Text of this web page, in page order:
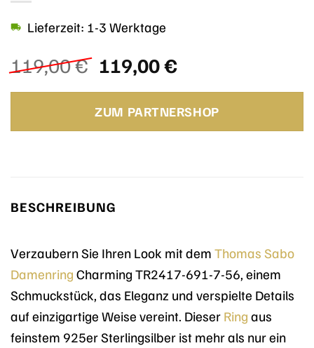
119,00€ Ursprünglicher
Preis
war:
119,00 €
119,00€Aktueller
ist:
119,00 €.
Lieferzeit: 1-3 Werktage
ZUM PARTNERSHOP
BESCHREIBUNG
Verzaubern Sie Ihren Look mit dem Thomas Sabo
Damenring Charming TR2417-691-7-56, einem
Schmuckstück, das Eleganz und verspielte Details
auf einzigartige Weise vereint. Dieser Ring aus
feinstem 925er Sterlingsilber ist mehr als nur ein